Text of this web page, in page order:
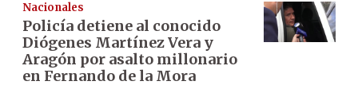
Nacionales
Policía detiene al conocido
Diógenes Martínez Vera y
Aragón por asalto millonario
en Fernando de la Mora